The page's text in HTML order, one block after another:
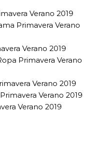
Verano 2019
Primavera Verano
Verano 2019
Primavera Verano
Verano 2019
Verano 2019
Verano 2019